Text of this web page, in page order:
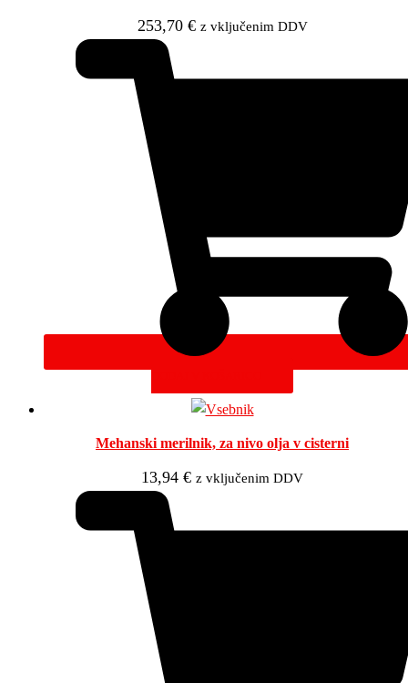
253,70 € z vključenim DDV
Mehanski merilnik, za nivo olja v cisterni
13,94 € z vključenim DDV